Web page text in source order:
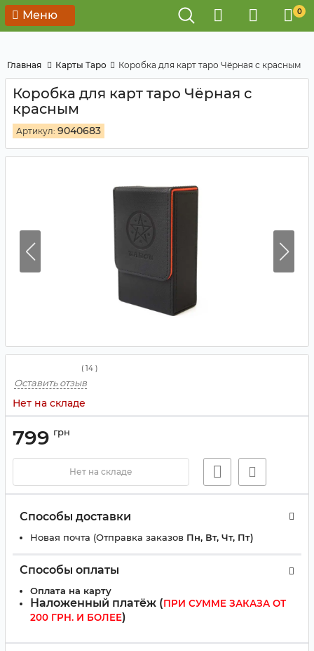
Меню 0
Главная Карты Таро Коробка для карт таро Чёрная с красным
Коробка для карт таро Чёрная с
красным
Артикул: 9040683
( 14 )
Оставить отзыв
Нет на складе
799 грн
Нет на складе
Способы доставки
Новая почта (Отправка заказов Пн, Вт, Чт, Пт)
Способы оплаты
Оплата на карту
Наложенный платёж (ПРИ СУММЕ ЗАКАЗА ОТ
200 ГРН. И БОЛЕЕ)